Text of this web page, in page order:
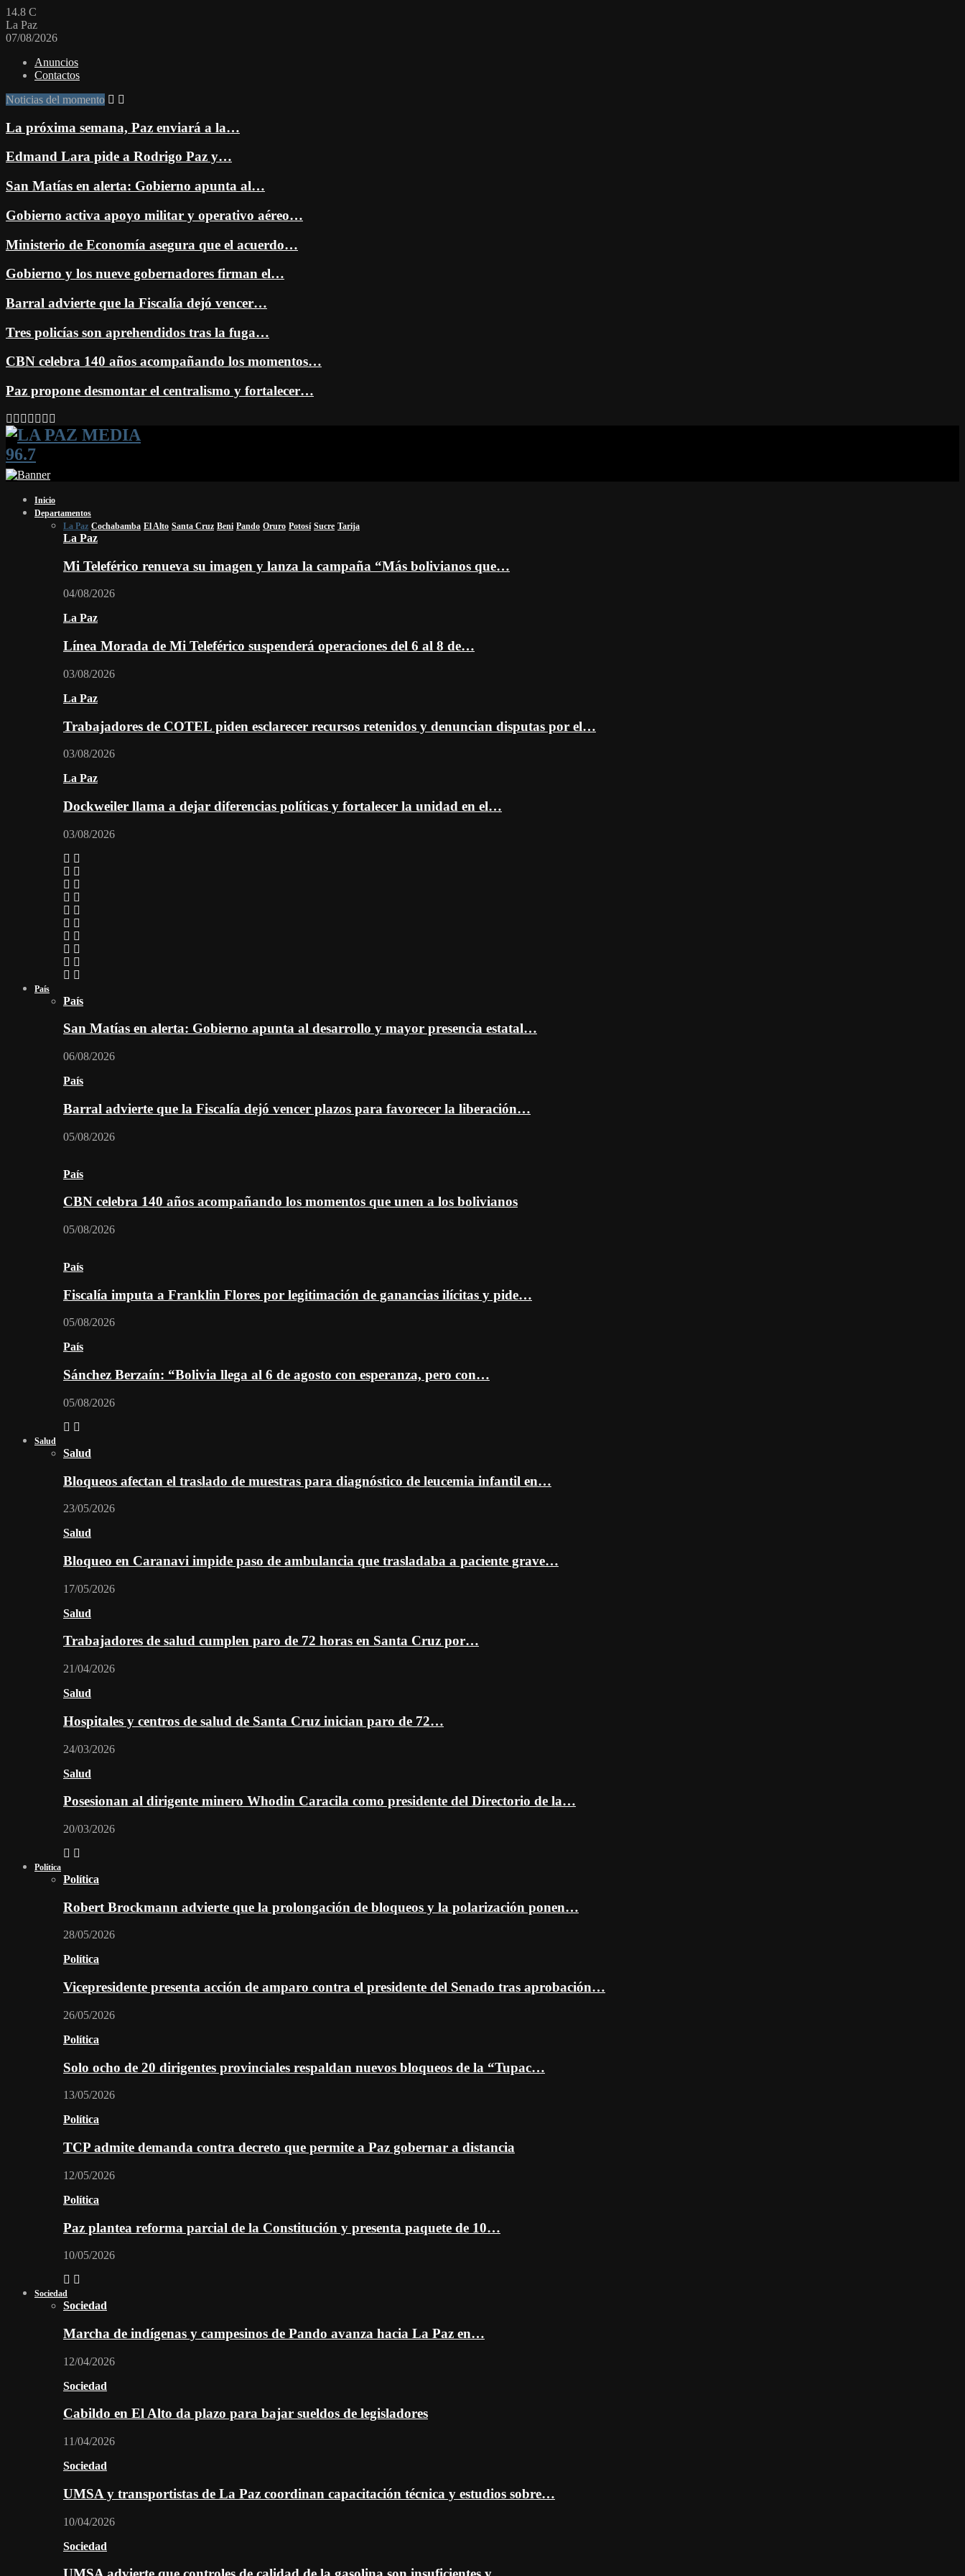
14.8 C
La Paz
07/08/2026
Anuncios
Contactos
Noticias del momento
La próxima semana, Paz enviará a la…
Edmand Lara pide a Rodrigo Paz y…
San Matías en alerta: Gobierno apunta al…
Gobierno activa apoyo militar y operativo aéreo…
Ministerio de Economía asegura que el acuerdo…
Gobierno y los nueve gobernadores firman el…
Barral advierte que la Fiscalía dejó vencer…
Tres policías son aprehendidos tras la fuga…
CBN celebra 140 años acompañando los momentos…
Paz propone desmontar el centralismo y fortalecer…
Facebook
Twitter
Instagram
Youtube
Email
Twitch
Whatsapp
Inicio
Departamentos
La Paz Cochabamba El Alto Santa Cruz Beni Pando Oruro Potosí Sucre Tarija
La Paz
Mi Teleférico renueva su imagen y lanza la campaña “Más bolivianos que…
04/08/2026
La Paz
Línea Morada de Mi Teleférico suspenderá operaciones del 6 al 8 de…
03/08/2026
La Paz
Trabajadores de COTEL piden esclarecer recursos retenidos y denuncian disputas por el…
03/08/2026
La Paz
Dockweiler llama a dejar diferencias políticas y fortalecer la unidad en el…
03/08/2026
País
País
San Matías en alerta: Gobierno apunta al desarrollo y mayor presencia estatal…
06/08/2026
País
Barral advierte que la Fiscalía dejó vencer plazos para favorecer la liberación…
05/08/2026
País
CBN celebra 140 años acompañando los momentos que unen a los bolivianos
05/08/2026
País
Fiscalía imputa a Franklin Flores por legitimación de ganancias ilícitas y pide…
05/08/2026
País
Sánchez Berzaín: “Bolivia llega al 6 de agosto con esperanza, pero con…
05/08/2026
Salud
Salud
Bloqueos afectan el traslado de muestras para diagnóstico de leucemia infantil en…
23/05/2026
Salud
Bloqueo en Caranavi impide paso de ambulancia que trasladaba a paciente grave…
17/05/2026
Salud
Trabajadores de salud cumplen paro de 72 horas en Santa Cruz por…
21/04/2026
Salud
Hospitales y centros de salud de Santa Cruz inician paro de 72…
24/03/2026
Salud
Posesionan al dirigente minero Whodin Caracila como presidente del Directorio de la…
20/03/2026
Política
Política
Robert Brockmann advierte que la prolongación de bloqueos y la polarización ponen…
28/05/2026
Política
Vicepresidente presenta acción de amparo contra el presidente del Senado tras aprobación…
26/05/2026
Política
Solo ocho de 20 dirigentes provinciales respaldan nuevos bloqueos de la “Tupac…
13/05/2026
Política
TCP admite demanda contra decreto que permite a Paz gobernar a distancia
12/05/2026
Política
Paz plantea reforma parcial de la Constitución y presenta paquete de 10…
10/05/2026
Sociedad
Sociedad
Marcha de indígenas y campesinos de Pando avanza hacia La Paz en…
12/04/2026
Sociedad
Cabildo en El Alto da plazo para bajar sueldos de legisladores
11/04/2026
Sociedad
UMSA y transportistas de La Paz coordinan capacitación técnica y estudios sobre…
10/04/2026
Sociedad